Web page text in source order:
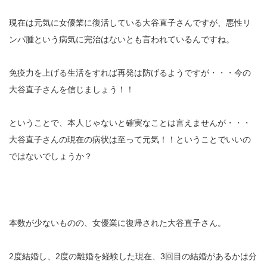
現在は元気に女優業に復活している大谷直子さんですが、悪性リ
ンパ腫という病気に完治はないとも言われているんですね。
免疫力を上げる生活をすれば再発は防げるようですが・・・今の
大谷直子さんを信じましょう！！
ということで、本人じゃないと確実なことは言えませんが・・・
大谷直子さんの現在の病状は至って元気！！ということでいいの
ではないでしょうか？
本数が少ないものの、女優業に復帰された大谷直子さん。
2度結婚し、2度の離婚を経験した現在、3回目の結婚があるかは分